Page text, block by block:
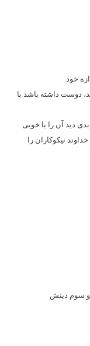
خود
دوست داشته باشد با
بدى ديد آن را با خوبى
نيكوكاران را
سوم دينش